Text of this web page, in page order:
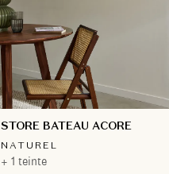
STORE BATEAU ACORE
NATUREL
+ 1 teinte